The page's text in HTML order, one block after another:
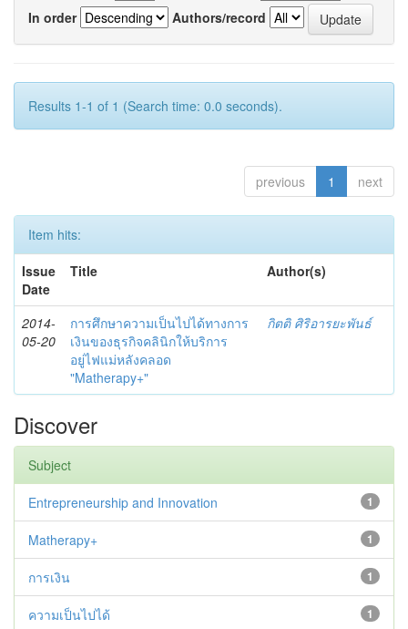
In order
Authors/record
Results 1-1 of 1 (Search time: 0.0 seconds).
previous 1 next
Item hits:
Issue
Date
Title Author(s)
2014-
05-20
การศึกษาความเป็นไปได้ทางการ
เงินของธุรกิจคลินิกให้บริการ
อยู่ไฟแม่หลังคลอด
"Matherapy+"
กิตติ ศิริอารยะพันธ์
Discover
Subject
1
Entrepreneurship and Innovation
1
Matherapy+
1
การเงิน
1
ความเป็นไปได้